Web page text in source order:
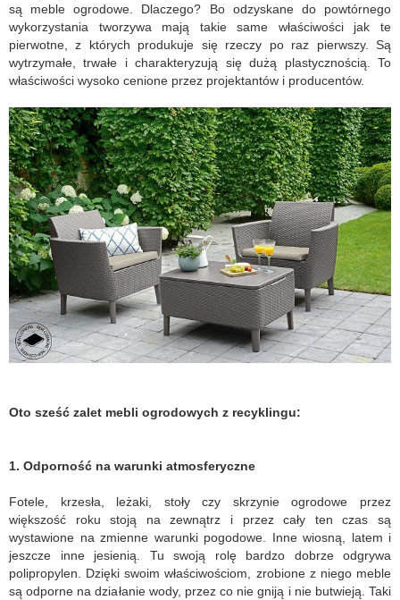
są meble ogrodowe. Dlaczego? Bo odzyskane do powtórnego
wykorzystania tworzywa mają takie same właściwości jak te
pierwotne, z których produkuje się rzeczy po raz pierwszy. Są
wytrzymałe, trwałe i charakteryzują się dużą plastycznością. To
właściwości wysoko cenione przez projektantów i producentów.
Oto sześć zalet mebli ogrodowych z recyklingu:
1. Odporność na warunki atmosferyczne
Fotele, krzesła, leżaki, stoły czy skrzynie ogrodowe przez
większość roku stoją na zewnątrz i przez cały ten czas są
wystawione na zmienne warunki pogodowe. Inne wiosną, latem i
jeszcze inne jesienią. Tu swoją rolę bardzo dobrze odgrywa
polipropylen. Dzięki swoim właściwościom, zrobione z niego meble
są odporne na działanie wody, przez co nie gniją i nie butwieją. Taki